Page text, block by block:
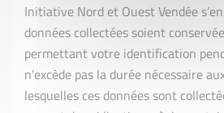
Initiative Nord et Ouest Vendée
données collectées soient
permettant votre identification
n’excède pas la durée nécessaire
lesquelles ces données sont